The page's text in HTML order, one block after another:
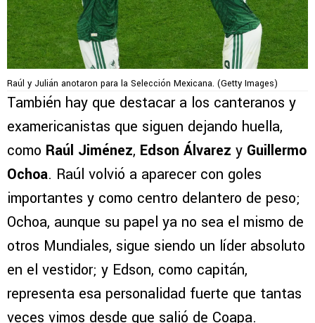
Raúl y Julián anotaron para la Selección Mexicana. (Getty Images)
También hay que destacar a los canteranos y
examericanistas que siguen dejando huella,
como Raúl Jiménez, Edson Álvarez y Guillermo
Ochoa. Raúl volvió a aparecer con goles
importantes y como centro delantero de peso;
Ochoa, aunque su papel ya no sea el mismo de
otros Mundiales, sigue siendo un líder absoluto
en el vestidor; y Edson, como capitán,
representa esa personalidad fuerte que tantas
veces vimos desde que salió de Coapa.